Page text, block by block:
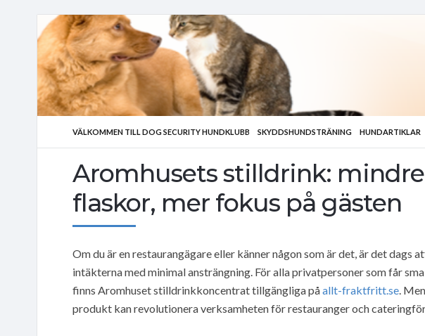
VÄLKOMMEN TILL DOG SECURITY HUNDKLUBB SKYDDSHUNDSTRÄNING HUNDARTIKLAR
Aromhusets stilldrink:
flaskor, mer fokus på gästen
Om du är en restaurangägare eller känner någon som är det, är det dags
intäkterna med minimal ansträngning. För alla privatpersoner som får
finns Aromhuset stilldrinkkoncentrat tillgängliga påallt-fraktfritt.se.
produkt kan revolutionera verksamheten för restauranger och